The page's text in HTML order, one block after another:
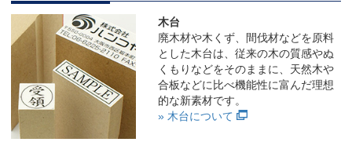
木台
廃木材や木くず、間伐材などを原料
とした木台は、従来の木の質感やぬ
くもりなどをそのままに、天然木や
合板などに比べ機能性に富んだ理想
的な新素材です。
» 木台について